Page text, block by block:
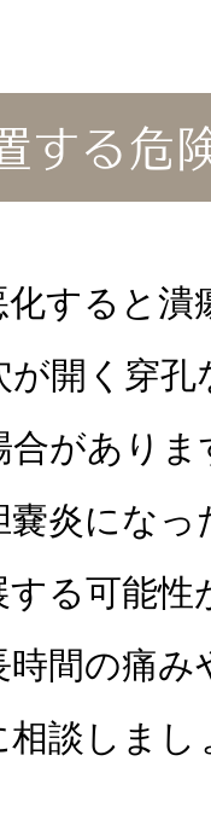
する危
化すると
が開く穿
がありま
炎にな
る可能性
間の痛
談しまし